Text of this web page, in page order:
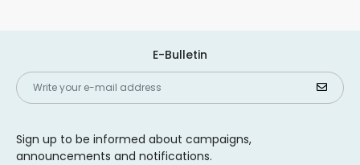
E-Bulletin
Sign up to be informed about campaigns,
announcements and notifications.